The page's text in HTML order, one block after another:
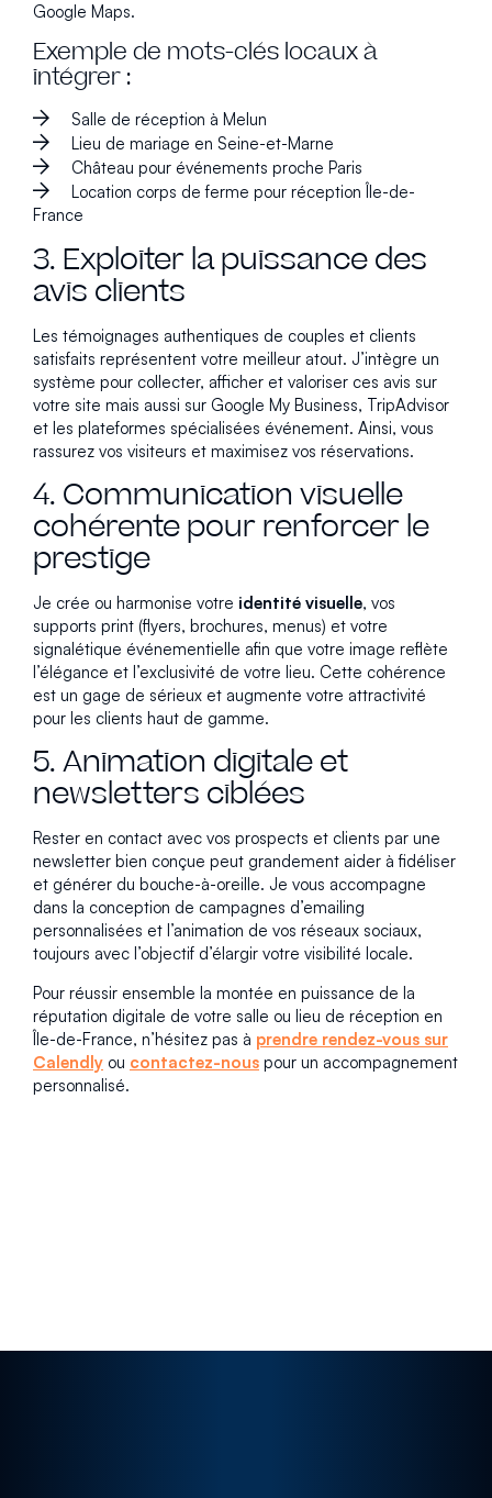
Google Maps.
Exemple de mots-clés locaux à
intégrer :
Salle de réception à Melun
Lieu de mariage en Seine-et-Marne
Château pour événements proche Paris
Location corps de ferme pour réception Île-de-
France
3. Exploiter la puissance des
avis clients
Les témoignages authentiques de couples et clients
satisfaits représentent votre meilleur atout. J’intègre un
système pour collecter, afficher et valoriser ces avis sur
votre site mais aussi sur Google My Business, TripAdvisor
et les plateformes spécialisées événement. Ainsi, vous
rassurez vos visiteurs et maximisez vos réservations.
4. Communication visuelle
cohérente pour renforcer le
prestige
Je crée ou harmonise votre identité visuelle, vos
supports print (flyers, brochures, menus) et votre
signalétique événementielle afin que votre image reflète
l’élégance et l’exclusivité de votre lieu. Cette cohérence
est un gage de sérieux et augmente votre attractivité
pour les clients haut de gamme.
5. Animation digitale et
newsletters ciblées
Rester en contact avec vos prospects et clients par une
newsletter bien conçue peut grandement aider à fidéliser
et générer du bouche-à-oreille. Je vous accompagne
dans la conception de campagnes d’emailing
personnalisées et l’animation de vos réseaux sociaux,
toujours avec l’objectif d’élargir votre visibilité locale.
Pour réussir ensemble la montée en puissance de la
réputation digitale de votre salle ou lieu de réception en
Île-de-France, n’hésitez pas à prendre rendez-vous sur
Calendly ou contactez-nous pour un accompagnement
personnalisé.